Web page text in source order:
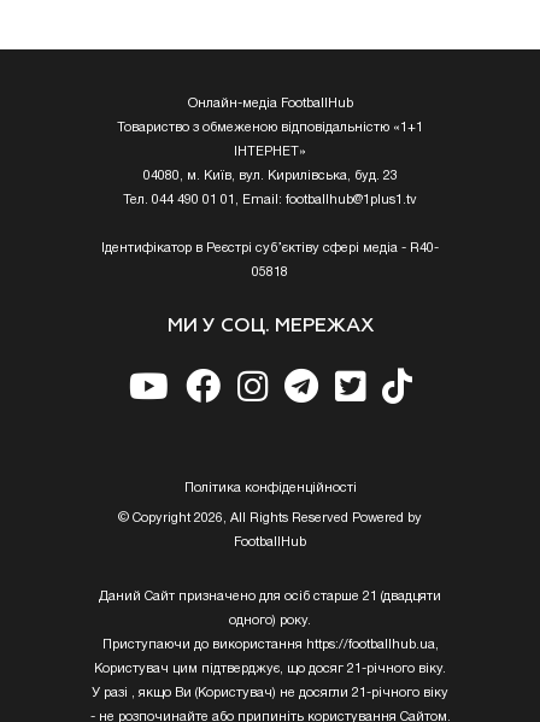
Онлайн-медіа FootballHub
Товариство з обмеженою відповідальністю «1+1
ІНТЕРНЕТ»
04080, м. Київ, вул. Кирилівська, буд. 23
Тел. 044 490 01 01, Email: footballhub@1plus1.tv
Ідентифікатор в Реєстрі суб’єктіву сфері медіа - R40-
05818
МИ У СОЦ. МЕРЕЖАХ
Полiтика конфiденцiйностi
© Copyright 2026, All Rights Reserved Powered by
FootballHub
Даний Сайт призначено для осіб старше 21 (двадцяти
одного) року.
Приступаючи до використання https://footballhub.ua,
Користувач цим підтверджує, що досяг 21-річного віку.
У разі , якщо Ви (Користувач) не досягли 21-річного віку
- не розпочинайте або припиніть користування Сайтом.